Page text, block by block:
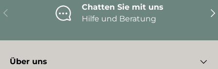
Vorherige
Chatten Sie mit uns
Hilfe und Beratung
Über uns